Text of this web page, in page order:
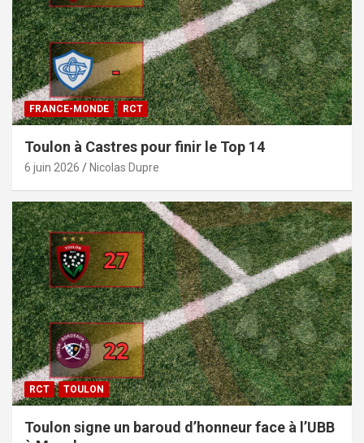
FRANCE-MONDE RCT
Toulon à Castres pour finir le Top 14
6 juin 2026 Nicolas Dupre
RCT TOULON
Toulon signe un baroud d’honneur face à l’UBB